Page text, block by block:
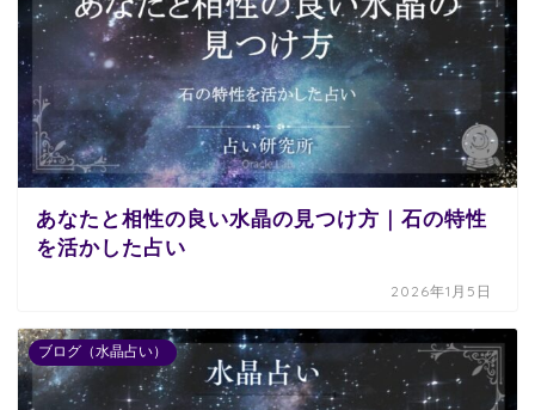
あなたと相性の良い水晶の見つけ方｜石の特性
を活かした占い
2026年1月5日
ブログ（水晶占い）